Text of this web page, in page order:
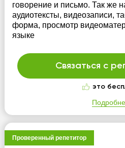
говорение и письмо. Так же
аудиотексты, видеозаписи,
форма, просмотр
языке
Связаться с
это
Проверенный репетитор